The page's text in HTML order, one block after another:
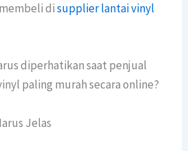
disupplier lantai vinyl
diperhatikan saat penjual
paling murah secara online?
Jelas